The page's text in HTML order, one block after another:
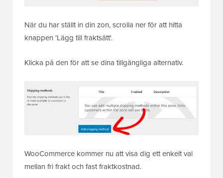
När du har ställt in din zon, scrolla ner för att hitta
knappen 'Lägg till fraktsätt'.
Klicka på den för att se dina tillgängliga alternativ.
WooCommerce kommer nu att visa dig ett enkelt val
mellan fri frakt och fast fraktkostnad.